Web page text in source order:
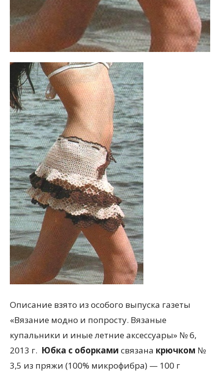
Описание взято из особого выпуска газеты
«Вязание модно и попросту. Вязаные
купальники и иные летние аксессуары» № 6,
2013 г. Юбка с оборками связана крючком №
3,5 из пряжи (100% микрофибра) — 100 г